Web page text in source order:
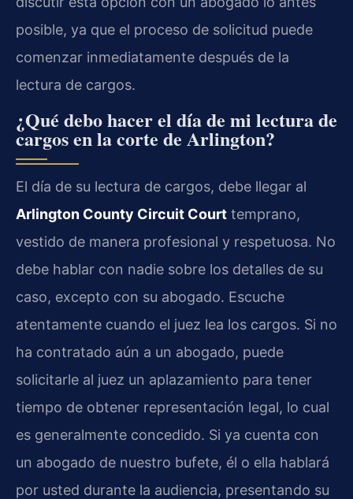
posible, ya que el proceso de solicitud puede
comenzar inmediatamente después de la
lectura de cargos.
¿Qué debo hacer el día de mi lectura de
cargos en la corte de Arlington?
El día de su lectura de cargos, debe llegar al
Arlington County Circuit Court temprano,
vestido de manera profesional y respetuosa. No
debe hablar con nadie sobre los detalles de su
caso, excepto con su abogado. Escuche
atentamente cuando el juez lea los cargos. Si no
ha contratado aún a un abogado, puede
solicitarle al juez un aplazamiento para tener
tiempo de obtener representación legal, lo cual
es generalmente concedido. Si ya cuenta con
un abogado de nuestro bufete, él o ella hablará
por usted durante la audiencia, presentando su